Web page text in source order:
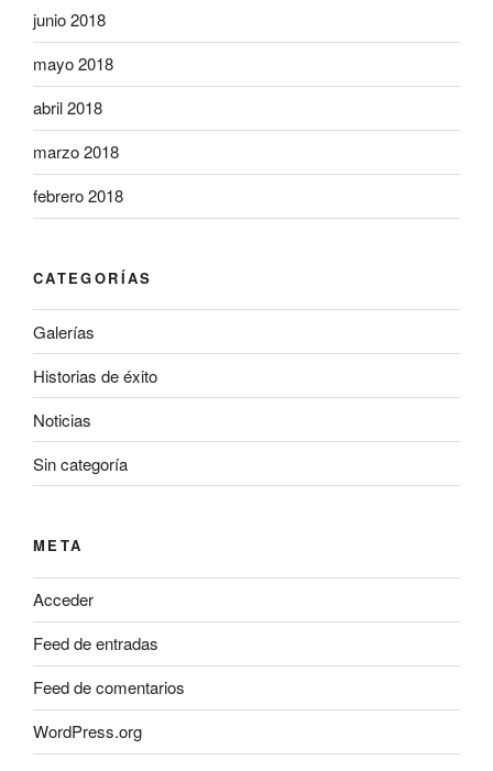
junio 2018
mayo 2018
abril 2018
marzo 2018
febrero 2018
CATEGORÍAS
Galerías
Historias de éxito
Noticias
Sin categoría
META
Acceder
Feed de entradas
Feed de comentarios
WordPress.org